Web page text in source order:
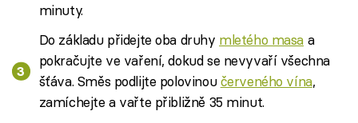
minuty.
Do základu přidejte oba druhy mletého masa a
pokračujte ve vaření, dokud se nevyvaří všechna
šťáva. Směs podlijte polovinoučerveného vína,
zamíchejte a vařte přibližně 35 minut.